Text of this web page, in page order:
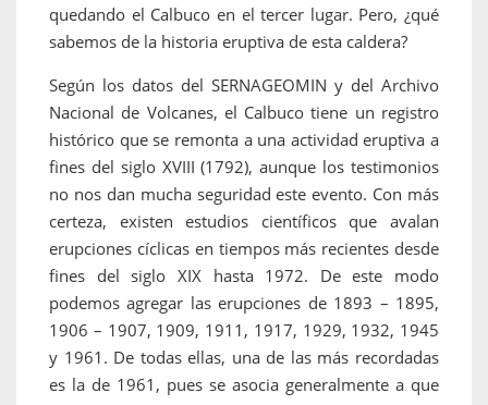
quedando el Calbuco en el tercer lugar. Pero, ¿qué
sabemos de la historia eruptiva de esta caldera?
Según los datos del SERNAGEOMIN y del Archivo
Nacional de Volcanes, el Calbuco tiene un registro
histórico que se remonta a una actividad eruptiva a
fines del siglo XVIII (1792), aunque los testimonios
no nos dan mucha seguridad este evento. Con más
certeza, existen estudios científicos que avalan
erupciones cíclicas en tiempos más recientes desde
fines del siglo XIX hasta 1972. De este modo
podemos agregar las erupciones de 1893 – 1895,
1906 – 1907, 1909, 1911, 1917, 1929, 1932, 1945
y 1961. De todas ellas, una de las más recordadas
es la de 1961, pues se asocia generalmente a que